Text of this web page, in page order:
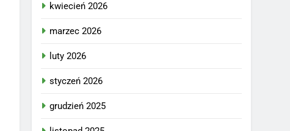
kwiecień 2026
marzec 2026
luty 2026
styczeń 2026
grudzień 2025